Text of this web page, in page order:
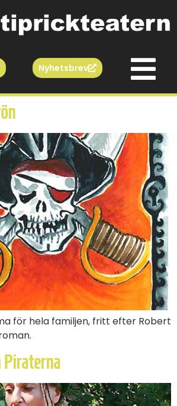
Nyhetsbrev
för hela familjen, fritt efter Robert
Piraterna